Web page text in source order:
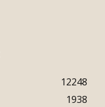
12248
1938